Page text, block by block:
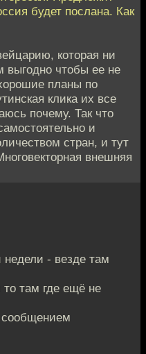
будет послана. Как
которая ни
выгодно чтобы ее не
планы по
клика их все
почему. Так что
и
стран, и тут
внешняя
- везде там
то там где ещё не